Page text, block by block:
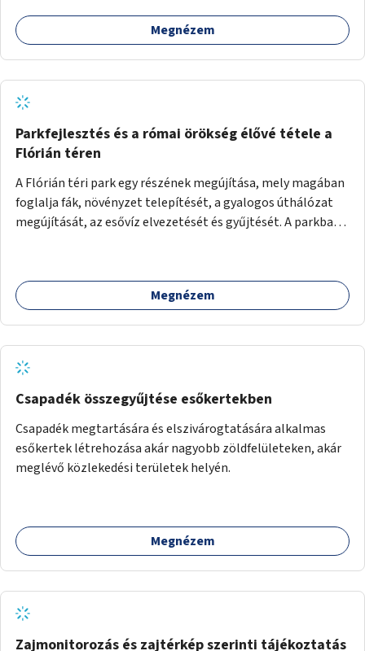
Megnézem
Parkfejlesztés és a római örökség élővé tétele a
Flórián téren
A Flórián téri park egy részének megújítása, mely magában
foglalja fák, növényzet telepítését, a gyalogos úthálózat
megújítását, az esővíz elvezetését és gyűjtését. A parkba
Megnézem
Csapadék összegyűjtése esőkertekben
Csapadék megtartására és elszivárogtatására alkalmas
esőkertek létrehozása akár nagyobb zöldfelületeken, akár
meglévő közlekedési területek helyén.
Megnézem
Zajmonitorozás és zajtérkép szerinti tájékoztatás